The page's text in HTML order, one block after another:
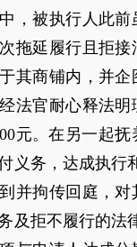
，被执行人此
拖延履行且拒
其商铺内，并
法官耐心释法
元。在另一起
义务，达成执行
并拘传回庭，
及拒不履行的法